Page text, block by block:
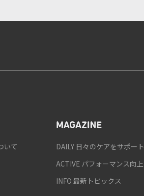
いて
MAGAZINE
DAILY 日々のケアをサポート
ACTIVE パフォーマンス向上
INFO 最新トピックス